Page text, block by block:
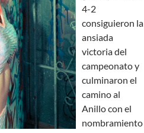
4-2
consiguieron la
ansiada
victoria del
campeonato y
culminaron el
camino al
Anillo con el
nombramiento